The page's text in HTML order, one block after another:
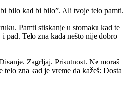
bilo kad bi bilo”. Ali tvoje telo pamti.
Pamti stiskanje u stomaku kad te
pad. Telo zna kada nešto nije dobro
Zagrljaj. Prisutnost. Ne moraš
telo zna kad je vreme da kažeš: Dosta